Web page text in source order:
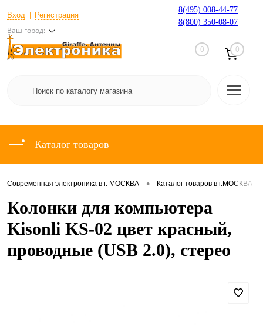
Вход Регистрация
Ваш город:
8(495) 008-44-77
8(800) 350-08-07
0 0
Каталог товаров
Современная электроника в г. МОСКВА • Каталог товаров в г.МОСКВА
Колонки для компьютера
Kisonli KS-02 цвет красный,
проводные (USB 2.0), стерео